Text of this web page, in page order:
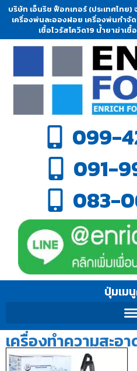
บริษัท เอ็นริช ฟ็อกเกอร์ (ประเทศไท
เครื่องพ่นละอองฝอย เครื่องพ่นกำจั
เชื้อไวรัสโควิด19 น้ำยาฆ่าเชื้
099-
091-
083-
ปุ่มเม
เครื่องทำความสะอ